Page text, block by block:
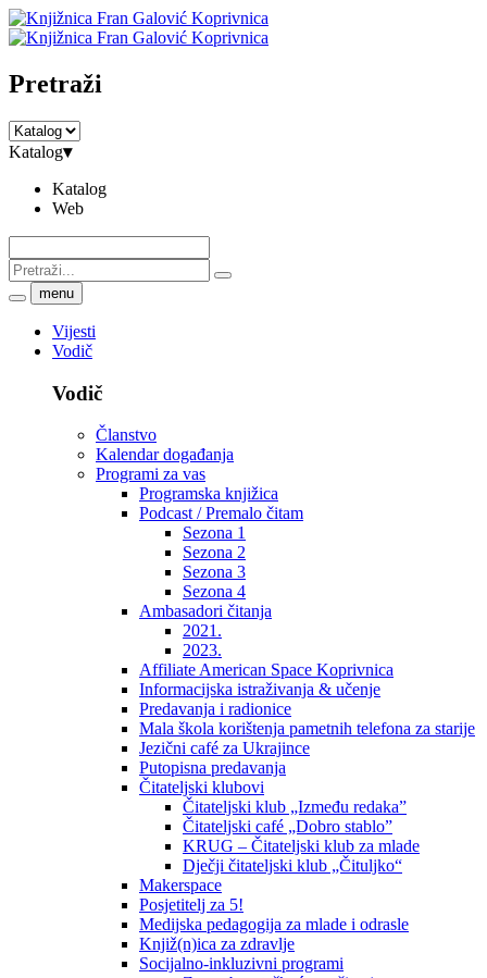
Pretraži
Katalog▾
Katalog
Web
menu
Vijesti
Vodič
Vodič
Članstvo
Kalendar događanja
Programi za vas
Programska knjižica
Podcast / Premalo čitam
Sezona 1
Sezona 2
Sezona 3
Sezona 4
Ambasadori čitanja
2021.
2023.
Affiliate American Space Koprivnica
Informacijska istraživanja & učenje
Predavanja i radionice
Mala škola korištenja pametnih telefona za starije
Jezični café za Ukrajince
Putopisna predavanja
Čitateljski klubovi
Čitateljski klub „Između redaka”
Čitateljski café „Dobro stablo”
KRUG – Čitateljski klub za mlade
Dječji čitateljski klub „Čituljko“
Makerspace
Posjetitelj za 5!
Medijska pedagogija za mlade i odrasle
Knjiž(n)ica za zdravlje
Socijalno-inkluzivni programi